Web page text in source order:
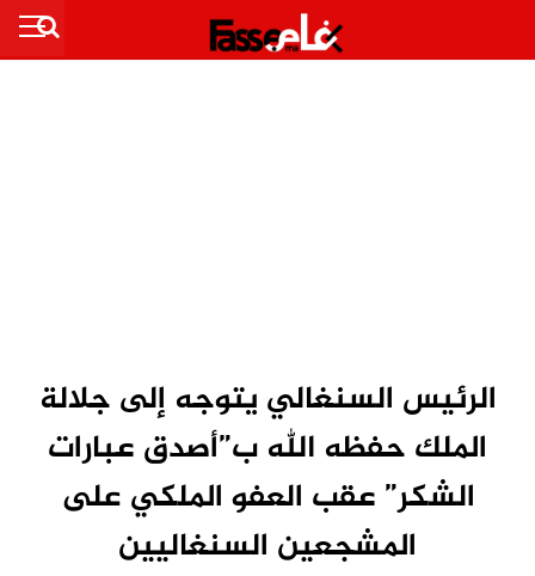
الرئيس السنغالي يتوجه إلى جلالة
الملك حفظه الله ب”أصدق عبارات
الشكر” عقب العفو الملكي على
المشجعين السنغاليين